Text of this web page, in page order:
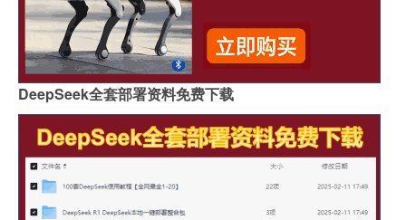
DeepSeek全套部署资料免费下载